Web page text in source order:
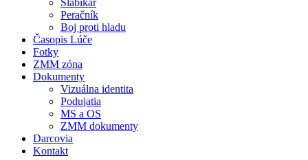
Peračník
Boj proti hladu
Časopis Lúče
Fotky
ZMM zóna
Dokumenty
Vizuálna identita
Podujatia
MS a OS
ZMM dokumenty
Darcovia
Kontakt